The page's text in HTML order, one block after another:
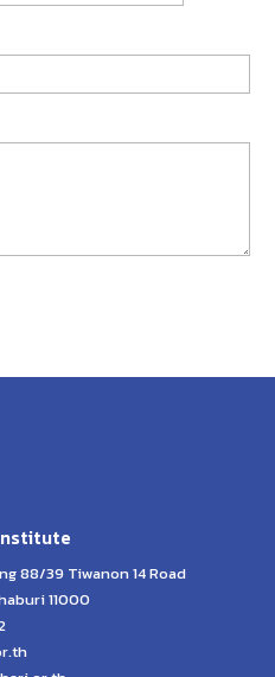
88/39 Tiwanon 14 Road
11000